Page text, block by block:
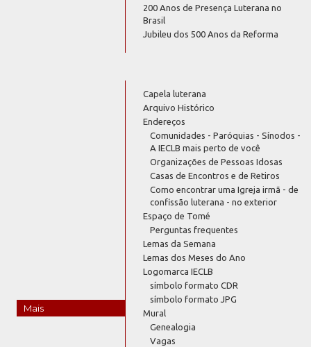
200 Anos de Presença Luterana no
Brasil
Jubileu dos 500 Anos da Reforma
Mais
Capela luterana
Arquivo Histórico
Endereços
Comunidades - Paróquias - Sínodos -
A IECLB mais perto de você
Organizações de Pessoas Idosas
Casas de Encontros e de Retiros
Como encontrar uma Igreja irmã - de
confissão luterana - no exterior
Espaço de Tomé
Perguntas frequentes
Lemas da Semana
Lemas dos Meses do Ano
Logomarca IECLB
símbolo formato CDR
símbolo formato JPG
Mural
Genealogia
Vagas